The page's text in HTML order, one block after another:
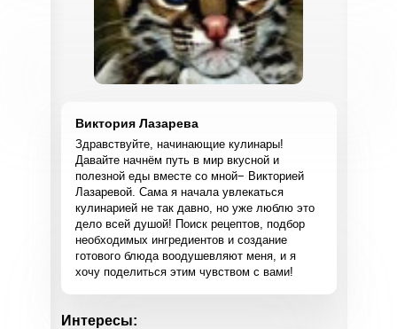
Виктория Лазарева
Здравствуйте, начинающие кулинары!
Давайте начнём путь в мир вкусной и
полезной еды вместе со мной− Викторией
Лазаревой. Сама я начала увлекаться
кулинарией не так давно, но уже люблю это
дело всей душой! Поиск рецептов, подбор
необходимых ингредиентов и создание
готового блюда воодушевляют меня, и я
хочу поделиться этим чувством с вами!
Интересы: